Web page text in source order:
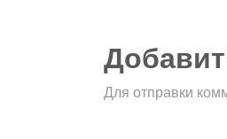
Для отправки